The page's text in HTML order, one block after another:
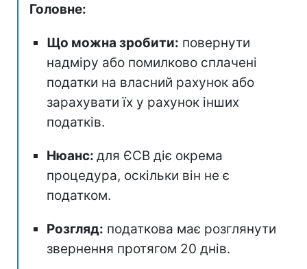
Головне:
Що можна зробити: повернути
надміру або помилково сплачені
податки на власний рахунок або
зарахувати їх у рахунок інших
податків.
Нюанс: для ЄСВ діє окрема
процедура, оскільки він не є
податком.
Розгляд: податкова має розглянути
звернення протягом 20 днів.